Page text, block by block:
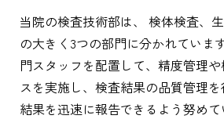
当院の検査技術部は、 検体検査、
の大きく3つの部門に分かれていま
門スタッフを配置して、精度管理
スを実施し、検査結果の品質管理
結果を迅速に報告できるよう努めて